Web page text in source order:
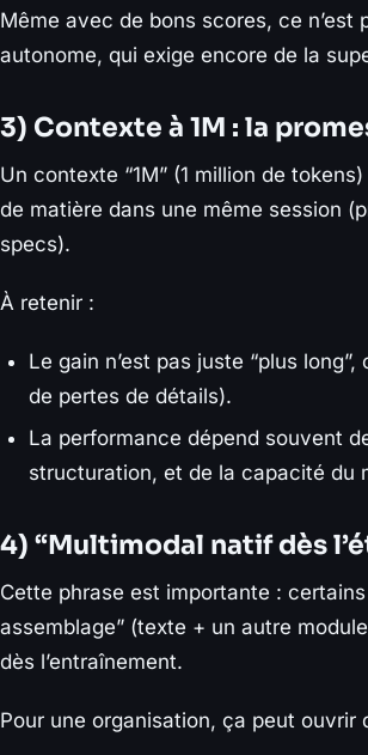
Même avec de bons scores, ce n’est
autonome, qui exige encore de la
3) Contexte à 1M : la
Un contexte “1M” (1 million de
de matière dans une même session
specs).
À retenir :
Le gain n’est pas juste “plus
de pertes de détails).
La performance dépend souvent
structuration, et de la capacité du
4) “Multimodal natif dès
Cette phrase est importante :
assemblage” (texte + un autre
dès l’entraînement.
Pour une organisation, ça peut ouvrir